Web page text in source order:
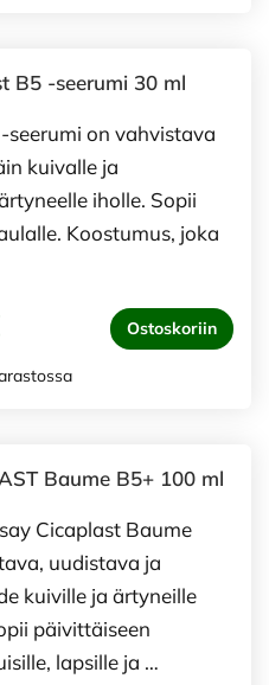
B5 -seerumi 30 ml
seerumi on vahvistava
kuivalle ja
iholle. Sopii
Koostumus, joka
Ostoskoriin
Baume B5+ 100 ml
Cicaplast Baume
uudistava ja
kuiville ja ärtyneille
päivittäiseen
lapsille ja …